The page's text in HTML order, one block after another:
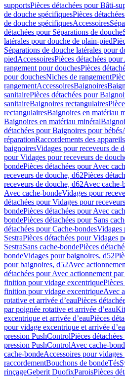
supportsPièces détachées pour Bâti-
de douche spécifiquesPièces
de douche spécifiquesAccessoires
détachées pour Séparations de douche
latérales pour douche de plain-pied
Séparations de douche latérales pour
piedAccessoiresPièces détachées
rangement pour douchesPièces
pour douchesNiches de rangement
rangementAccessoiresBaignoires
sanitairePièces détachées pour
sanitaireBaignoires rectangulaires
rectangulairesBaignoires en matériau
Baignoires en matériau minéral
détachées pour Baignoires pour bébés
réparationRaccordements des
baignoiresVidages pour receveurs de
pour Vidages pour receveurs de
bondePièces détachées pour Avec
receveurs de douche, d62Pièces
receveurs de douche, d62Avec cache-
Avec cache-bondeVidages pour
détachées pour Vidages pour
bondePièces détachées pour Avec
bondePièces détachées pour Sans
détachées pour Cache-bondesVidages
SestraPièces détachées pour Vidages
SestraSans cache-bondePièces
bondeVidages pour baignoires, d52
pour baignoires, d52Avec
détachées pour Avec actionnement
finition pour vidage excentrique
finition pour vidage excentriqueAvec
rotative et arrivée d’eauPièces
par poignée rotative et arrivée d’eau
excentrique et arrivée d’eauPièces
pour vidage excentrique et arrivée
pression PushControlPièces
pression PushControlAvec cache-
cache-bondeAccessoires pour
raccordementBouchons de bondeTés
rinçageGeberit DuofixParoisPièces